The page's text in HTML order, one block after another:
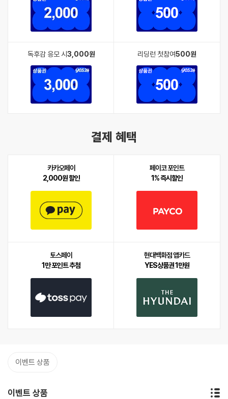
독후감 응모 시3,000원 리딩런 첫참여500원
결제 혜택
카카오페이
2,000원 할인
페이코 포인트
1% 즉시할인
토스페이
1만 포인트 추첨
현대백화점 앱카드
YES상품권 1만원
이벤트 상품
이벤트 상품